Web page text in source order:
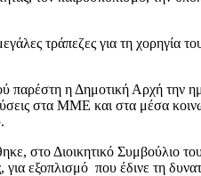
τράπεζες για τη χορηγία
παρέστη η Δημοτική Αρχή την
στα ΜΜΕ και στα μέσα
στο Διοικητικό
για εξοπλισμό που έδινε τη